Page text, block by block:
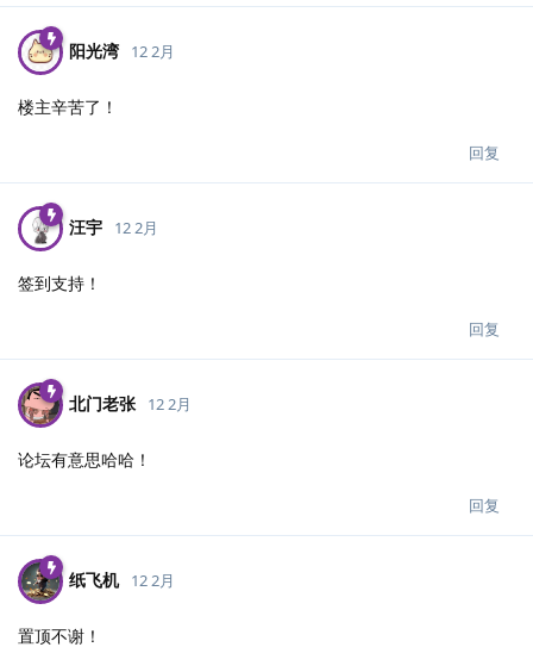
阳光湾 12 2月
楼主辛苦了！
回复
汪宇 12 2月
签到支持！
回复
北门老张 12 2月
论坛有意思哈哈！
回复
纸飞机 12 2月
置顶不谢！